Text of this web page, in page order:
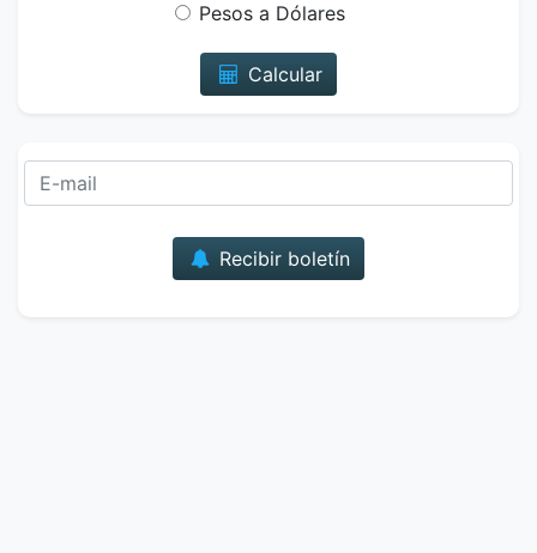
Pesos a Dólares
Calcular
Recibir boletín